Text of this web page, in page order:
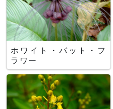
ホワイト・バット・フ
ラワー